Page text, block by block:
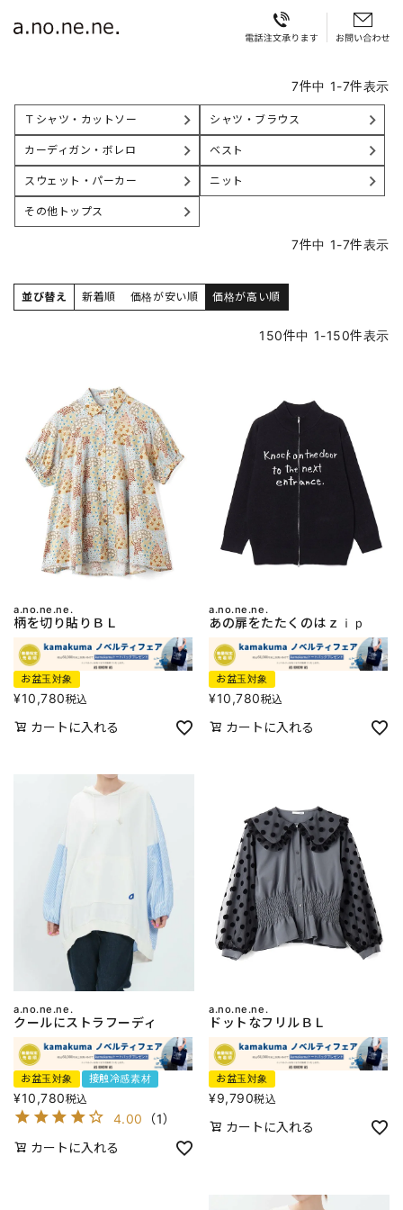
7件中 1-7件表示
Ｔシャツ・カットソー シャツ・ブラウス
カーディガン・ボレロ ベスト
スウェット・パーカー ニット
その他トップス
7件中 1-7件表示
並び替え 新着順 価格が安い順 価格が高い順
150件中 1-150件表示
a.no.ne.ne.
柄を切り貼りＢＬ
お盆玉対象
¥10,780税込
カートに入れる
a.no.ne.ne.
あの扉をたたくのはｚｉｐ
お盆玉対象
¥10,780税込
カートに入れる
a.no.ne.ne.
クールにストラフーディ
お盆玉対象 接触冷感素材
¥10,780税込
4.00 （1）
カートに入れる
a.no.ne.ne.
ドットなフリルＢＬ
お盆玉対象
¥9,790税込
カートに入れる